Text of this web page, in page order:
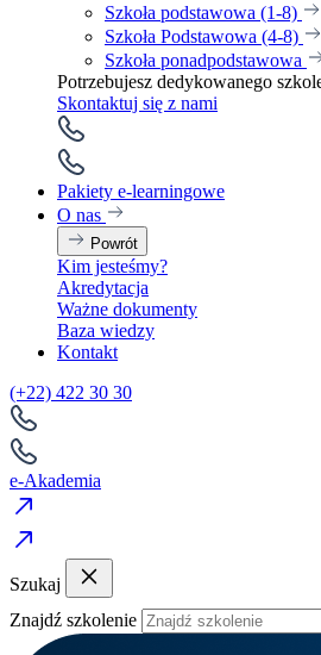
Szkoła podstawowa (1-8)
Szkoła Podstawowa (4-8)
Szkoła ponadpodstawowa
Potrzebujesz dedykowanego
Skontaktuj się z nami
Pakiety e-learningowe
O nas
Powrót
Kim jesteśmy?
Akredytacja
Ważne dokumenty
Baza wiedzy
Kontakt
(+22) 422 30 30
e-Akademia
Szukaj
Znajdź szkolenie